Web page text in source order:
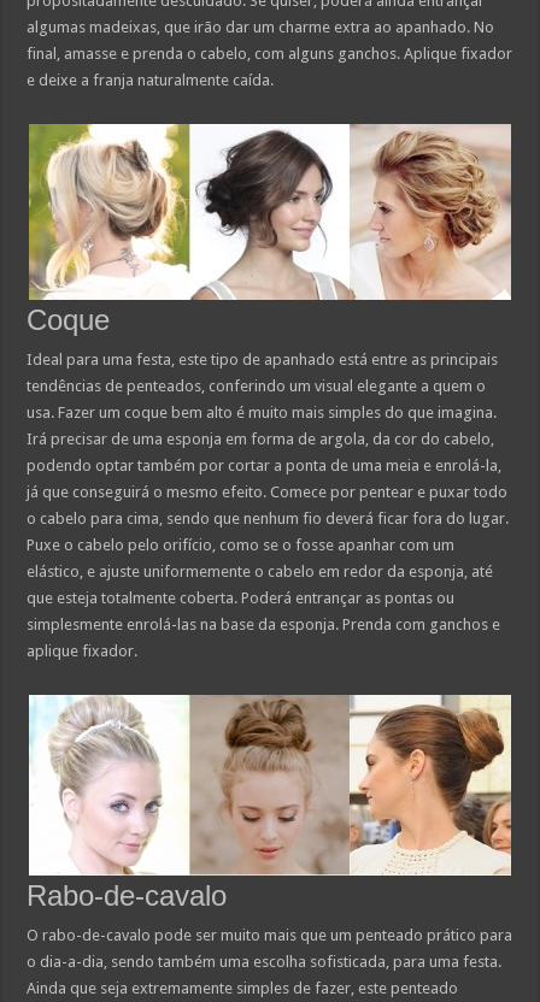
algumas madeixas, que irão dar um charme extra ao apanhado. No
final, amasse e prenda o cabelo, com alguns ganchos. Aplique fixador
e deixe a franja naturalmente caída.
Coque
Ideal para uma festa, este tipo de apanhado está entre as principais
tendências de penteados, conferindo um visual elegante a quem o
usa. Fazer um coque bem alto é muito mais simples do que imagina.
Irá precisar de uma esponja em forma de argola, da cor do cabelo,
podendo optar também por cortar a ponta de uma meia e enrolá-la,
já que conseguirá o mesmo efeito. Comece por pentear e puxar todo
o cabelo para cima, sendo que nenhum fio deverá ficar fora do lugar.
Puxe o cabelo pelo orifício, como se o fosse apanhar com um
elástico, e ajuste uniformemente o cabelo em redor da esponja, até
que esteja totalmente coberta. Poderá entrançar as pontas ou
simplesmente enrolá-las na base da esponja. Prenda com ganchos e
aplique fixador.
Rabo-de-cavalo
O rabo-de-cavalo pode ser muito mais que um penteado prático para
o dia-a-dia, sendo também uma escolha sofisticada, para uma festa.
Ainda que seja extremamente simples de fazer, este penteado